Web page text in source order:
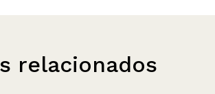
relacionados